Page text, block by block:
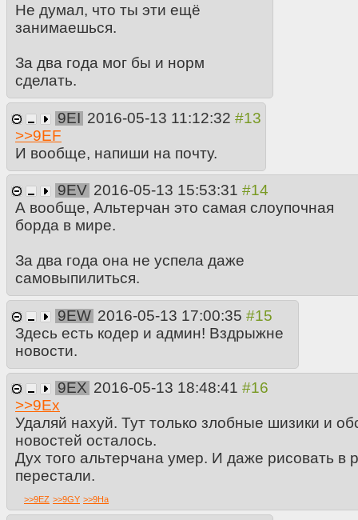
Не думал, что ты эти ещё
занимаешься.
За два года мог бы и норм
сделать.
9EI 2016-05-13 11:12:32
>>9EF
И вообще, напиши на почту.
9EV 2016-05-13 15:53:31
А вообще, Альтерчан это самая слоупочная
борда в мире.
За два года она не успела даже
самовыпилиться.
9EW 2016-05-13 17:00:35
Здесь есть кодер и админ! Вздрыжне
новости.
9EX 2016-05-13 18:48:41
>>9Ex
Удаляй нахуй. Тут только злобные шизики и
новостей осталось.
Дух того альтерчана умер. И даже рисовать в
перестали.
>>9EZ >>9GY >>9Ha